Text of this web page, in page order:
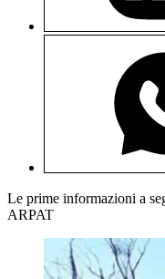
Le prime informazioni a
ARPAT